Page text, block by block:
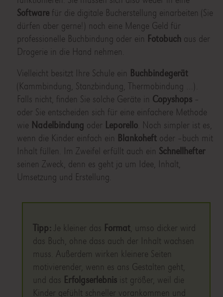
Softwarefür die digitale Bucherstellung einarbeiten (Sie
dürfen aber gerne!) noch eine Menge Geld für
professionelle Buchbindung oder ein Fotobuch aus der
Drogerie in die Hand nehmen.
Vielleicht besitzt Ihre Schule ein Buchbindegerät
(Kammbindung, Stanzbindung, Thermobindung …).
Falls nicht, finden Sie solche Geräte in Copyshops–
oder Sie entscheiden sich für eine einfachere Methode
wie Nadelbindung oder Leporello. Noch simpler ist es,
wenn die Kinder einfach ein Blankoheftoder –buch mit
Inhalt füllen. Im Zweifel erfüllt auch ein Schnellhefter
seinen Zweck, denn es geht ja um Idee, Inhalt,
Umsetzung und Erstellung.
Tipp:Je kleiner das Format, umso dicker wird
das Buch, ohne dass auch der Inhalt wachsen
muss. Außerdem wirken kleinere Seiten
motivierender, wenn es ans Gestalten geht,
und das Erfolgserlebnisist größer, weil die
Kinder gefühlt schneller vorankommen und